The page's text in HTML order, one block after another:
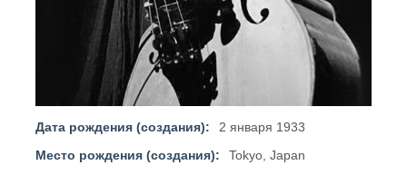
Дата рождения (создания):
2 января 1933
Место рождения (создания):
Tokyo, Japan